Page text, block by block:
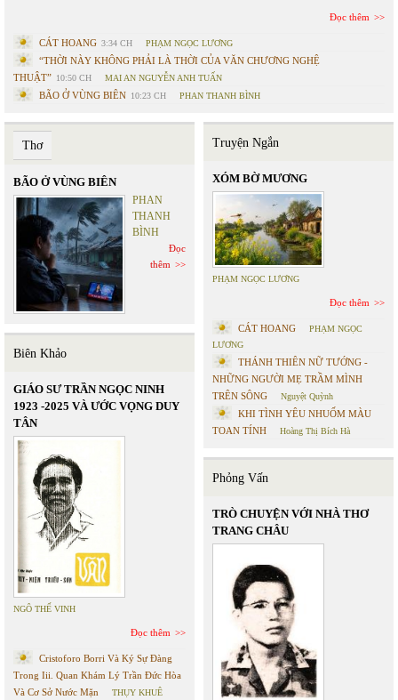
Đọc thêm
CÁT HOANG 3:34 CH PHẠM NGỌC LƯƠNG
“THỜI NÀY KHÔNG PHẢI LÀ THỜI CỦA VĂN CHƯƠNG NGHỆ
THUẬT” 10:50 CH MAI AN NGUYỄN ANH TUẤN
BÃO Ở VÙNG BIÊN 10:23 CH PHAN THANH BÌNH
Thơ
BÃO Ở VÙNG BIÊN
PHAN
THANH
BÌNH
Đọc
thêm
Biên Khảo
GIÁO SƯ TRẦN NGỌC NINH
1923 -2025 VÀ ƯỚC VỌNG DUY
TÂN
NGÔ THẾ VINH
Đọc thêm
Cristoforo Borri Và Ký Sự Đàng
Trong Iii. Quan Khám Lý Trần Đức Hòa
Và Cơ Sở Nước Mặn
THỤY KHUÊ
Truyện Ngắn
XÓM BỜ MƯƠNG
PHẠM NGỌC LƯƠNG
Đọc thêm
CÁT HOANG
PHẠM NGỌC
LƯƠNG
THÁNH THIÊN NỮ TƯỚNG -
NHỮNG NGƯỜI MẸ TRẦM MÌNH
TRÊN SÔNG
Nguyệt Quỳnh
KHI TÌNH YÊU NHUỐM MÀU
TOAN TÍNH
Hoàng Thị Bích Hà
Phỏng Vấn
TRÒ CHUYỆN VỚI NHÀ THƠ
TRANG CHÂU